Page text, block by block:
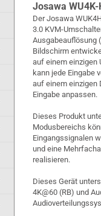
Josawa WU4K-
Der Josawa
3.0 KVM-
Ausgabeauflösung
Bildschirm
auf einem einzigen
kann jede Eingabe
auf einem einzigen
Eingabe anpassen.
Dieses Produkt
Modusbereichs
Eingangssignalen
und eine
realisieren.
Dieses Gerät
4K@60 (RB) und